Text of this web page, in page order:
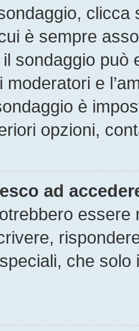
è sempre
sondaggio può
moderatori e
è
opzioni,
ad
che solo